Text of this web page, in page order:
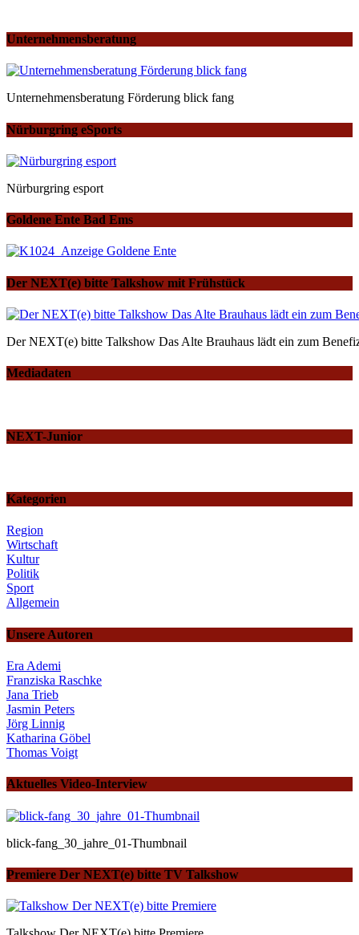
Unternehmensberatung
Unternehmensberatung Förderung blick fang
Nürburgring eSports
Nürburgring esport
Goldene Ente Bad Ems
Der NEXT(e) bitte Talkshow mit Frühstück
Der NEXT(e) bitte Talkshow Das Alte Brauhaus lädt ein zum
Mediadaten
NEXT-Junior
Kategorien
Region
Wirtschaft
Kultur
Politik
Sport
Allgemein
Unsere Autoren
Era Ademi
Franziska Raschke
Jana Trieb
Jasmin Peters
Jörg Linnig
Katharina Göbel
Thomas Voigt
Aktuelles Video-Interview
blick-fang_30_jahre_01-Thumbnail
Premiere Der NEXT(e) bitte TV Talkshow